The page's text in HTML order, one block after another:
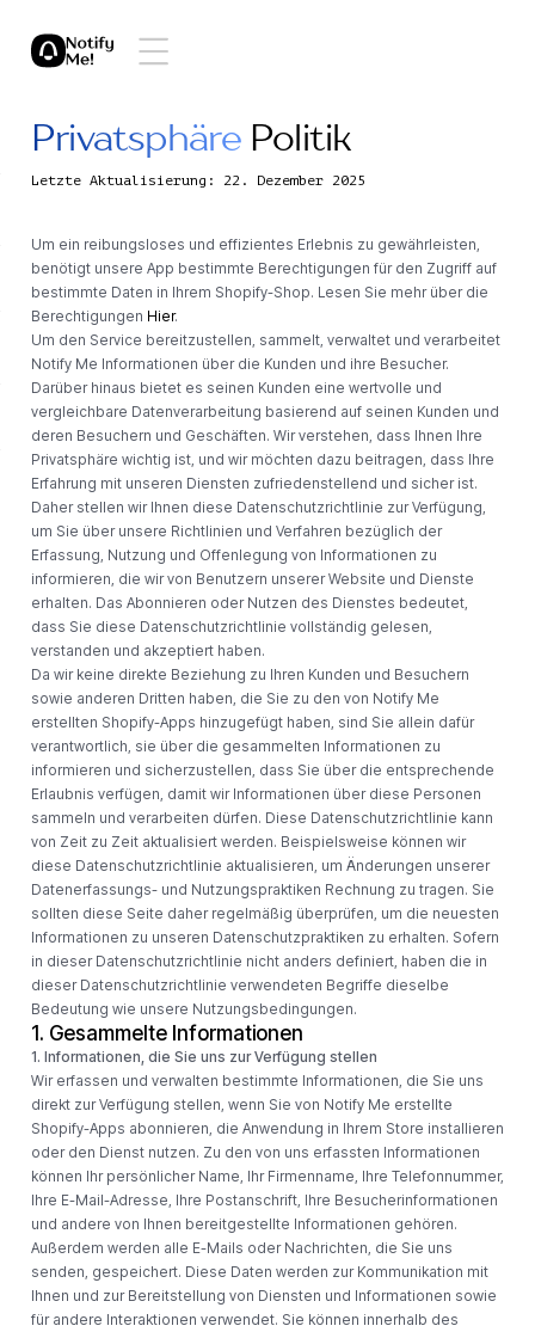
Privatsphäre Politik
Letzte Aktualisierung: 22. Dezember 2025
Um ein reibungsloses und effizientes Erlebnis zu gewährleisten,
benötigt unsere App bestimmte Berechtigungen für den Zugriff auf
bestimmte Daten in Ihrem Shopify-Shop. Lesen Sie mehr über die
Berechtigungen Hier.
Um den Service bereitzustellen, sammelt, verwaltet und verarbeitet
Notify Me Informationen über die Kunden und ihre Besucher.
Darüber hinaus bietet es seinen Kunden eine wertvolle und
vergleichbare Datenverarbeitung basierend auf seinen Kunden und
deren Besuchern und Geschäften. Wir verstehen, dass Ihnen Ihre
Privatsphäre wichtig ist, und wir möchten dazu beitragen, dass Ihre
Erfahrung mit unseren Diensten zufriedenstellend und sicher ist.
Daher stellen wir Ihnen diese Datenschutzrichtlinie zur Verfügung,
um Sie über unsere Richtlinien und Verfahren bezüglich der
Erfassung, Nutzung und Offenlegung von Informationen zu
informieren, die wir von Benutzern unserer Website und Dienste
erhalten. Das Abonnieren oder Nutzen des Dienstes bedeutet,
dass Sie diese Datenschutzrichtlinie vollständig gelesen,
verstanden und akzeptiert haben.
Da wir keine direkte Beziehung zu Ihren Kunden und Besuchern
sowie anderen Dritten haben, die Sie zu den von Notify Me
erstellten Shopify-Apps hinzugefügt haben, sind Sie allein dafür
verantwortlich, sie über die gesammelten Informationen zu
informieren und sicherzustellen, dass Sie über die entsprechende
Erlaubnis verfügen, damit wir Informationen über diese Personen
sammeln und verarbeiten dürfen. Diese Datenschutzrichtlinie kann
von Zeit zu Zeit aktualisiert werden. Beispielsweise können wir
diese Datenschutzrichtlinie aktualisieren, um Änderungen unserer
Datenerfassungs- und Nutzungspraktiken Rechnung zu tragen. Sie
sollten diese Seite daher regelmäßig überprüfen, um die neuesten
Informationen zu unseren Datenschutzpraktiken zu erhalten. Sofern
in dieser Datenschutzrichtlinie nicht anders definiert, haben die in
dieser Datenschutzrichtlinie verwendeten Begriffe dieselbe
Bedeutung wie unsere Nutzungsbedingungen.
1. Gesammelte Informationen
1. Informationen, die Sie uns zur Verfügung stellen
Wir erfassen und verwalten bestimmte Informationen, die Sie uns
direkt zur Verfügung stellen, wenn Sie von Notify Me erstellte
Shopify-Apps abonnieren, die Anwendung in Ihrem Store installieren
oder den Dienst nutzen. Zu den von uns erfassten Informationen
können Ihr persönlicher Name, Ihr Firmenname, Ihre Telefonnummer,
Ihre E-Mail-Adresse, Ihre Postanschrift, Ihre Besucherinformationen
und andere von Ihnen bereitgestellte Informationen gehören.
Außerdem werden alle E-Mails oder Nachrichten, die Sie uns
senden, gespeichert. Diese Daten werden zur Kommunikation mit
Ihnen und zur Bereitstellung von Diensten und Informationen sowie
für andere Interaktionen verwendet. Sie können innerhalb des